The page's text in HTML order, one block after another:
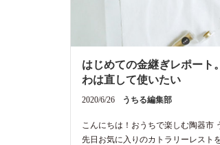
はじめての金継ぎレポート
わは直して使いたい
2020/6/26 うちる編集部
こんにちは！おうちで楽しむ陶器市
先日お気に入りのカトラリーレスト